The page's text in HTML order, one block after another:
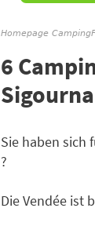
Homepage
6
Sie haben sich
?
Die Vendée ist